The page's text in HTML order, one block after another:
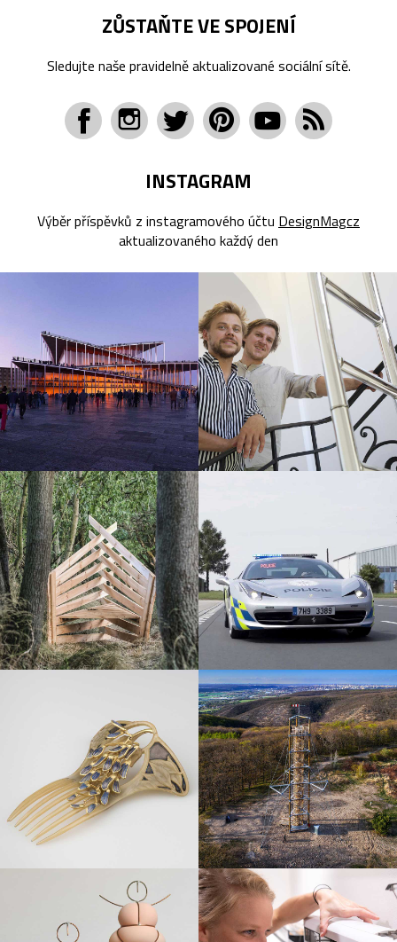
ZŮSTAŇTE VE SPOJENÍ
Sledujte naše pravidelně aktualizované sociální sítě.
INSTAGRAM
Výběr příspěvků z instagramového účtu DesignMagcz
aktualizovaného každý den